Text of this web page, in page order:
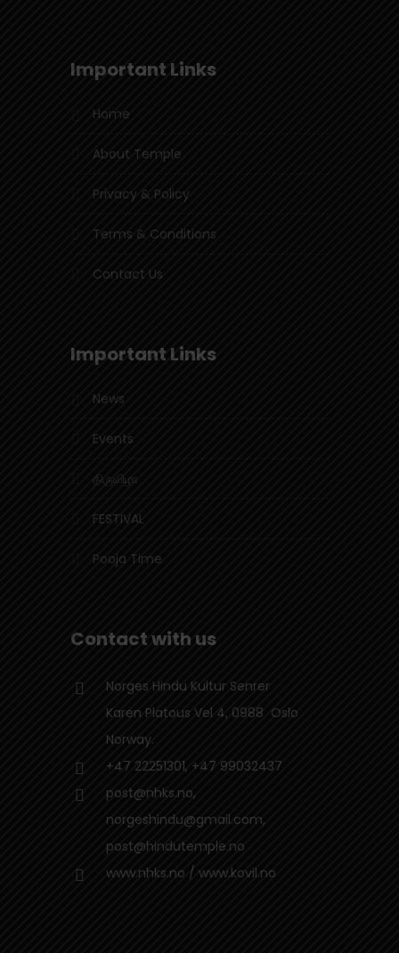
Important Links
Home
About Temple
Privacy & Policy
Terms & Conditions
Contact Us
Important Links
News
Events
திருவிழா
FESTIVAL
Pooja Time
Contact with us
Norges Hindu Kultur Senrer
Karen Platous Vel 4, 0988 Oslo
Norway.
+47 22251301, +47 99032437
post@nhks.no,
norgeshindu@gmail.com,
post@hindutemple.no
www.nhks.no / www.kovil.no